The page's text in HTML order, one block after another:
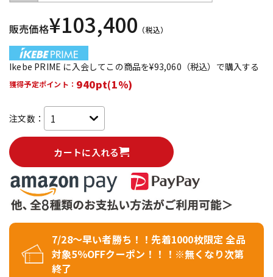
販売価格¥103,400 （税込）
Ikebe PRIME に入会してこの商品を¥93,060（税込）で購入する
獲得予定ポイント： 940pt(1%)
注文数：
カートに入れる
7/28～早い者勝ち！！先着1000枚限定 全品
対象5％OFFクーポン！！！※無くなり次第
終了